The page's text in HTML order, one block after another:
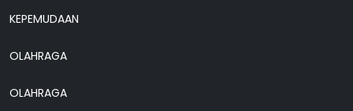
KEPEMUDAAN
OLAHRAGA
OLAHRAGA